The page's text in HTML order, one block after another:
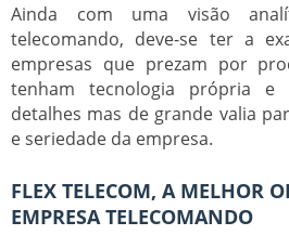
Ainda com uma visão
telecomando, deve-se ter a
empresas que prezam por
tenham tecnologia própria e
detalhes mas de grande valia
e seriedade da empresa.
FLEX TELECOM, A MELHOR
EMPRESA TELECOMANDO